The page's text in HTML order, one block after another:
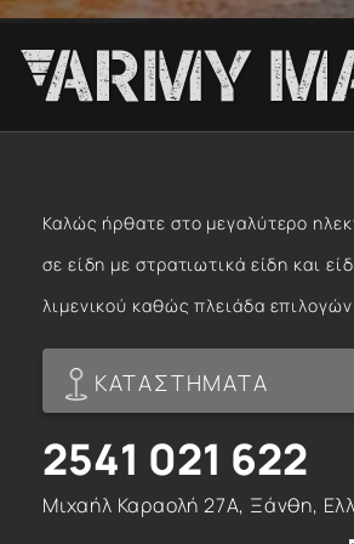
Καλώς ήρθατε στο μεγαλύτερο
σε είδη με στρατιωτικά είδη και
λιμενικού καθώς πλειάδα
ΚΑΤΑΣΤΗΜΑΤΑ
2541 021 622
Μιχαήλ Καραολή 27Α, Ξάνθη,